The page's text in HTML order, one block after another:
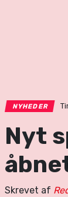
NYHEDER
Nyt
Skrevet af